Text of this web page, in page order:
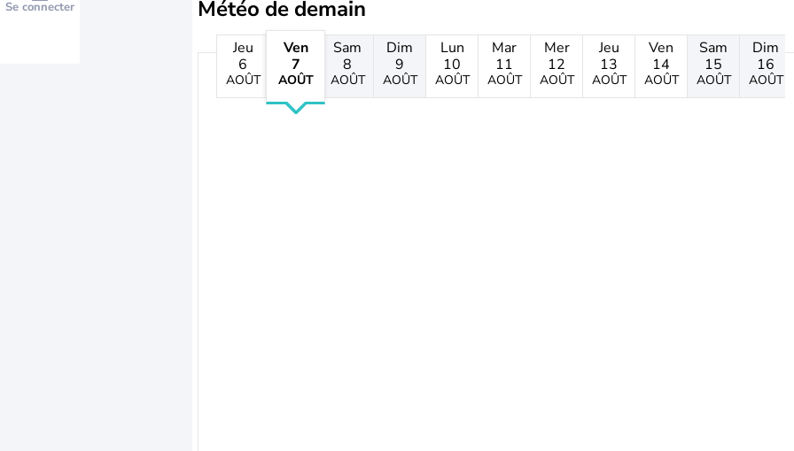
Se connecter Météo de demain
Jeu
6
AOÛT
Ven
7
AOÛT
Sam
8
AOÛT
Dim
9
AOÛT
Lun
10
AOÛT
Mar
11
AOÛT
Mer
12
AOÛT
Jeu
13
AOÛT
Ven
14
AOÛT
Sam
15
AOÛT
Dim
16
AOÛT